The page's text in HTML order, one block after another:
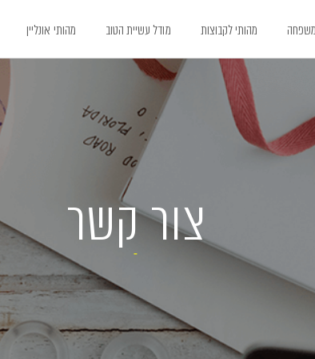
מהותי לקבוצות מודל עשיית הטוב מהותי אונליין
צור קשר